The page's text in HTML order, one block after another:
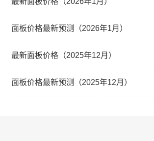
面板价格最新预测（2026年1月）
最新面板价格（2025年12月）
面板价格最新预测（2025年12月）